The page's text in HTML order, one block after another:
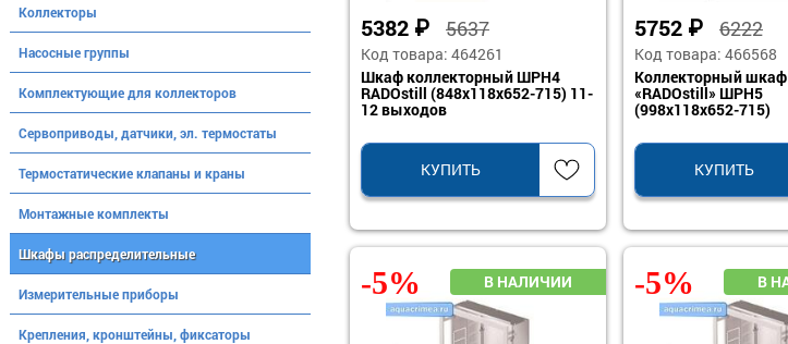
5382 ₽ 5637
Код товара: 464261
Шкаф коллекторный ШРН4
RADOstill (848x118x652-715) 11-
12 выходов
КУПИТЬ
5752 ₽ 6222
Код товара: 466568
Коллекторный шкаф
«RADOstill» ШРН5
(998x118x652-715)
КУПИТЬ
-5% -5%
Коллекторы
Насосные группы
Комплектующие для коллекторов
Сервоприводы, датчики, эл. термостаты
Термостатические клапаны и краны
Монтажные комплекты
Шкафы распределительные
Измерительные приборы
Крепления, кронштейны, фиксаторы